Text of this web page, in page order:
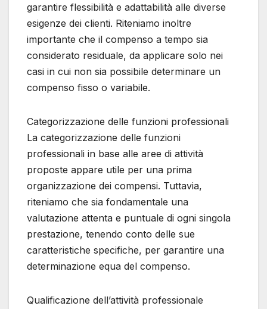
garantire flessibilità e adattabilità alle diverse
esigenze dei clienti. Riteniamo inoltre
importante che il compenso a tempo sia
considerato residuale, da applicare solo nei
casi in cui non sia possibile determinare un
compenso fisso o variabile.
Categorizzazione delle funzioni professionali
La categorizzazione delle funzioni
professionali in base alle aree di attività
proposte appare utile per una prima
organizzazione dei compensi. Tuttavia,
riteniamo che sia fondamentale una
valutazione attenta e puntuale di ogni singola
prestazione, tenendo conto delle sue
caratteristiche specifiche, per garantire una
determinazione equa del compenso.
Qualificazione dell’attività professionale